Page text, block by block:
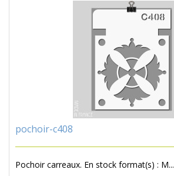
pochoir-c408
Pochoir carreaux. En stock format(s) : M...